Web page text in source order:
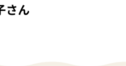
さん